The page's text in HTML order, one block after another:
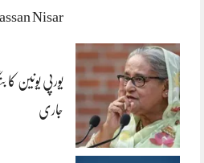
Nisar
یورپی یونین
جاری